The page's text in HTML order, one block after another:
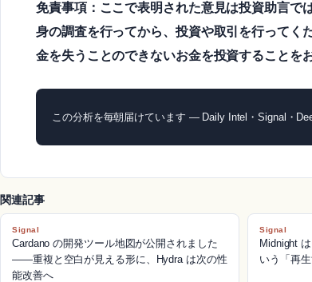
免責事項：ここで表明された意見は投資助言で
身の調査を行ってから、投資や取引を行ってく
金を失うことのできないお金を投資することを
この分析を毎朝届けています — Daily Intel・Signal・
関連記事
Signal
Cardano の開発ツール地図が公開されました
——重複と空白が見える形に、Hydra は次の性
能改善へ
Signal
Midnight
いう「再